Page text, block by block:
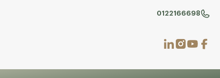
0122166698